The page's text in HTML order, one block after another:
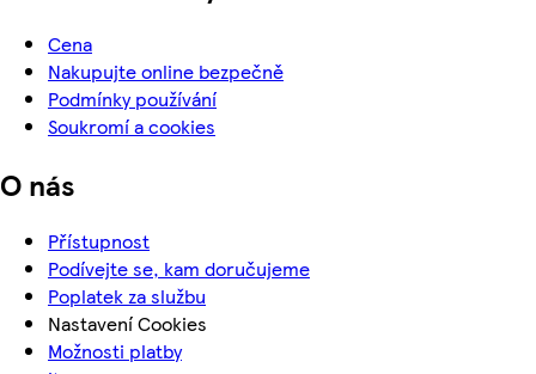
Cena
Nakupujte online bezpečně
Podmínky používání
Soukromí a cookies
O nás
Přístupnost
Podívejte se, kam doručujeme
Poplatek za službu
Nastavení Cookies
Možnosti platby